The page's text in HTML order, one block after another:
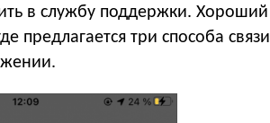
в службу поддержки. Хороший
три способа связи